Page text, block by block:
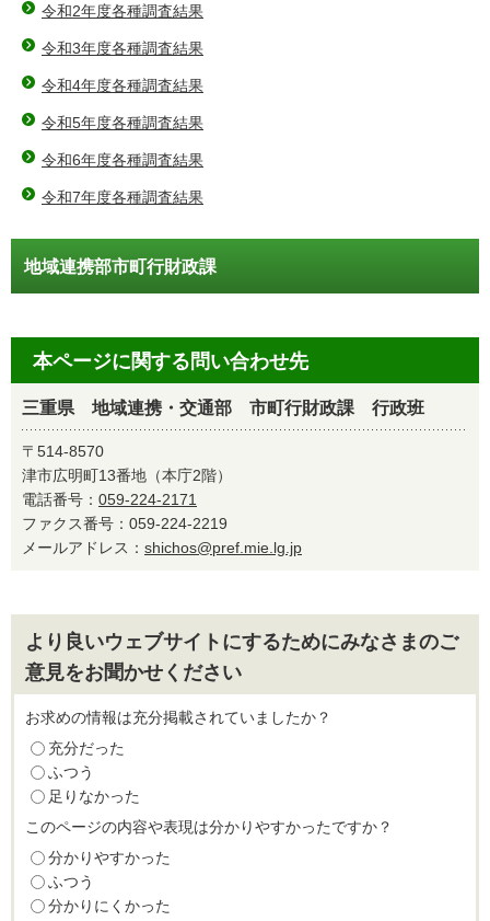
令和2年度各種調査結果
令和3年度各種調査結果
令和4年度各種調査結果
令和5年度各種調査結果
令和6年度各種調査結果
令和7年度各種調査結果
地域連携部市町行財政課
本ページに関する問い合わせ先
三重県 地域連携・交通部 市町行財政課 行政班
〒514-8570
津市広明町13番地（本庁2階）
電話番号： 059-224-2171
ファクス番号：059-224-2219
メールアドレス： shichos@pref.mie.lg.jp
より良いウェブサイトにするためにみなさまのご
意見をお聞かせください
お求めの情報は充分掲載されていましたか？
充分だった
ふつう
足りなかった
このページの内容や表現は分かりやすかったですか？
分かりやすかった
ふつう
分かりにくかった